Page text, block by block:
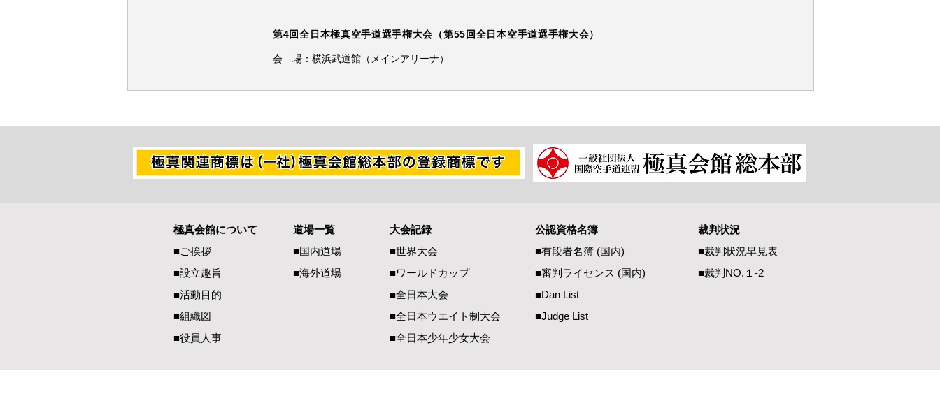
第4回全日本極真空手道選手権大会（第55回全日本空手道選手権大会）
会 場：横浜武道館（メインアリーナ）
極真会館について
■ご挨拶
■設立趣旨
■活動目的
■組織図
■役員人事
道場一覧
■国内道場
■海外道場
大会記録
■世界大会
​■ワールドカップ
■全日本大会
■全日本ウエイト制大会
■全日本少年少女大会
公認資格名簿
■有段者名簿 (国内)
■審判ライセンス (国内)
■Dan List
■Judge List
裁判状況
■裁判状況早見表
■裁判NO.１-2